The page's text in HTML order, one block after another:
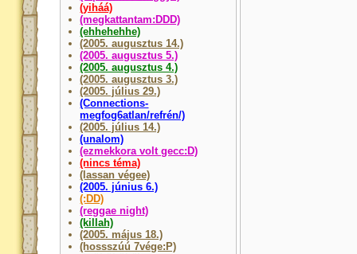
(yiháá)
(megkattantam:DDD)
(ehhehehhe)
(2005. augusztus 14.)
(2005. augusztus 5.)
(2005. augusztus 4.)
(2005. augusztus 3.)
(2005. július 29.)
(Connections-
megfog6atlan/refrén/)
(2005. július 14.)
(unalom)
(ezmekkora volt gecc:D)
(nincs téma)
(lassan végee)
(2005. június 6.)
(:DD)
(reggae night)
(killah)
(2005. május 18.)
(hossszúú 7vége:P)